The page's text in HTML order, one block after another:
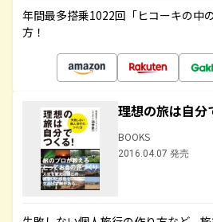
年間最多搭乗1022回「ヒコーキの中
方！
理想の旅は自分
BOOKS
2016.04.07 発売